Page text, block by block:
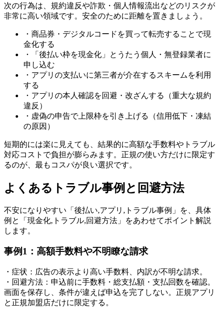
次の行為は、規約違反や詐欺・個人情報流出などのリスクが
非常に高い領域です。安全のために距離を置きましょう。
・商品券・デジタルコードを買って転売することで現
金化する
・「後払い枠を現金化」とうたう個人・無登録業者に
申し込む
・アプリの支払いに第三者が介在するスキームを利用
する
・アプリの本人確認を回避・改ざんする（重大な規約
違反）
・虚偽の申告で上限枠を引き上げる（信用低下・凍結
の原因）
短期的には楽に見えても、結果的に高額な手数料やトラブル
対応コストで負担が膨らみます。正規の使い方だけに限定す
るのが、最もコスパが良い選択です。
よくあるトラブル事例と回避方法
不安になりやすい「後払い,アプリ,トラブル事例」を、具体
例と「現金化,トラブル,回避方法」をあわせてポイント解説
します。
事例1：高額手数料や不明瞭な請求
・症状：広告の表示より高い手数料、内訳が不明な請求。
・回避方法：申込前に手数料・総支払額・支払回数を確認。
画面を保存し、条件が違えば申込を完了しない。正規アプリ
と正規加盟店だけに限定する。